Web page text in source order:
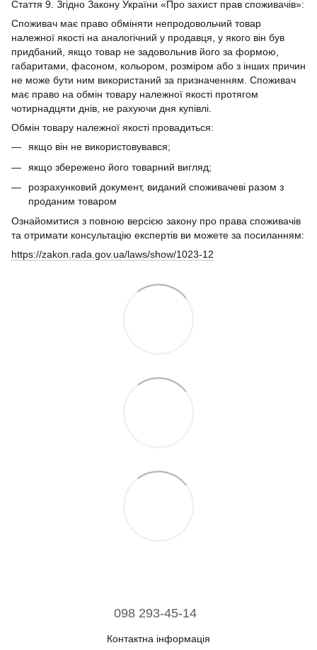
Стаття 9. Згідно Закону України «Про захист прав споживачів»:
Споживач має право обміняти непродовольчий товар
належної якості на аналогічний у продавця, у якого він був
придбаний, якщо товар не задовольнив його за формою,
габаритами, фасоном, кольором, розміром або з інших причин
не може бути ним використаний за призначенням. Споживач
має право на обмін товару належної якості протягом
чотирнадцяти днів, не рахуючи дня купівлі.
Обмін товару належної якості провадиться:
якщо він не використовувався;
якщо збережено його товарний вигляд;
розрахунковий документ, виданий споживачеві разом з
проданим товаром
Ознайомитися з повною версією закону про права споживачів
та отримати консультацію експертів ви можете за посиланням:
https://zakon.rada.gov.ua/laws/show/1023-12
098 293-45-14
Контактна інформація